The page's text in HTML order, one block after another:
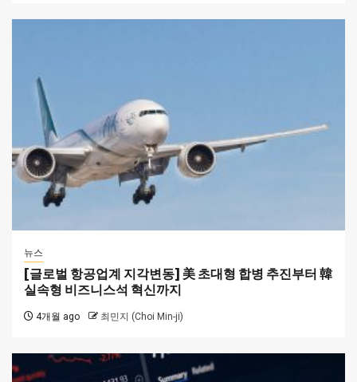
뉴스
[글로벌 항공업계 지각변동] 美 초대형 합병 추진부터 韓
실속형 비즈니스석 혁신까지
4개월 ago 최민지 (Choi Min-ji)